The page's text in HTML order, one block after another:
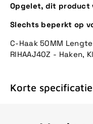
Opgelet, dit product
Slechts beperkt op
C-Haak 50MM
RIHAAJ40Z - Haken,
Korte